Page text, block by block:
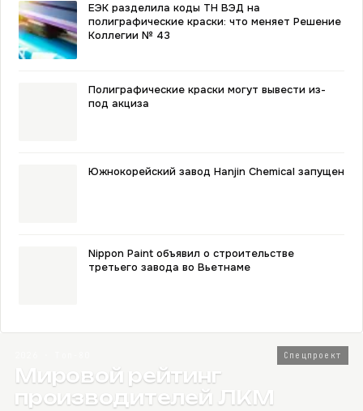
ЕЭК разделила коды ТН ВЭД на
полиграфические краски: что меняет Решение
Коллегии № 43
Полиграфические краски могут вывести из-
под акциза
Южнокорейский завод Hanjin Chemical запущен
Nippon Paint объявил о строительстве
третьего завода во Вьетнаме
Спецпроект
Мировой рейтинг
производителей ЛКМ